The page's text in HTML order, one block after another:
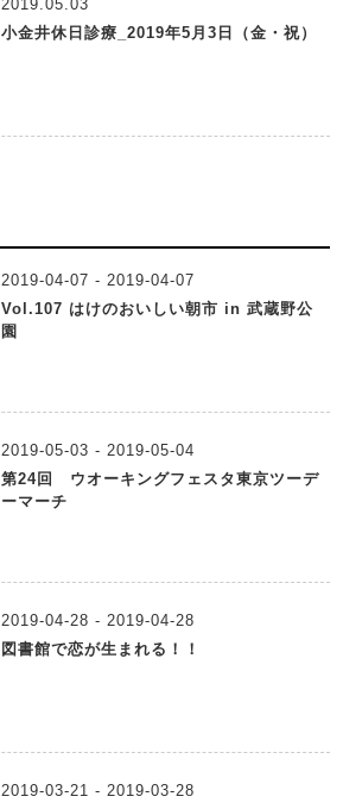
2019.05.03
小金井休日診療_2019年5月3日（金・祝）
2019-04-07 - 2019-04-07
Vol.107 はけのおいしい朝市 in 武蔵野公
園
2019-05-03 - 2019-05-04
第24回 ウオーキングフェスタ東京ツーデ
ーマーチ
2019-04-28 - 2019-04-28
図書館で恋が生まれる！！
2019-03-21 - 2019-03-28